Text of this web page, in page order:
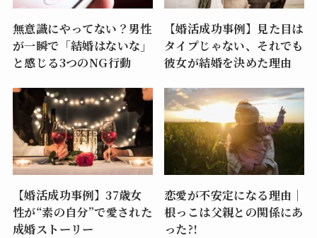
無意識にやってない？男性
が一瞬で「結婚はないな」
と感じる3つのNG行動
【婚活成功事例】見た目は
タイプじゃない、それでも
彼女が結婚を決めた理由
【婚活成功事例】37歳女
性が“素の自分”で愛された
成婚ストーリー
恋愛が不安定になる理由｜
根っこは父親との関係にあ
った?!